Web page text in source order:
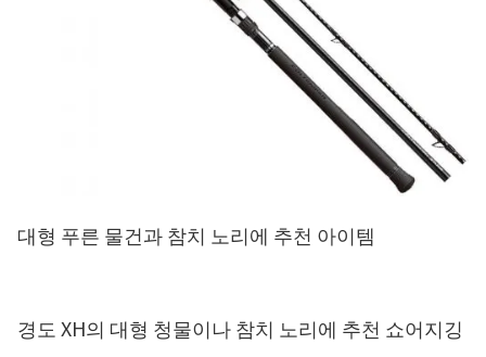
대형 푸른 물건과 참치 노리에 추천 아이템
경도 XH의 대형 청물이나 참치 노리에 추천 쇼어지깅